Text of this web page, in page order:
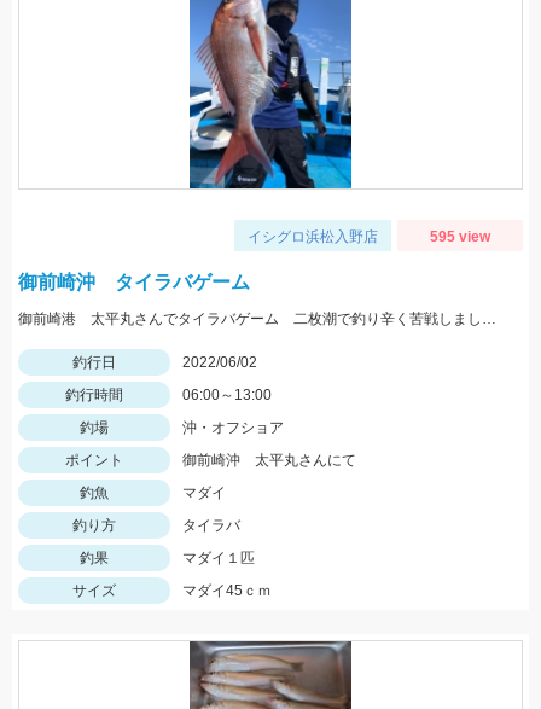
イシグロ浜松入野店 595 view
御前崎沖 タイラバゲーム
御前崎港 太平丸さんでタイラバゲーム 二枚潮で釣り辛く苦戦しましたが本命キャッチできました。
釣行日
2022/06/02
釣行時間
06:00～13:00
釣場
沖・オフショア
ポイント
御前崎沖 太平丸さんにて
釣魚
マダイ
釣り方
タイラバ
釣果
マダイ１匹
サイズ
マダイ45ｃｍ